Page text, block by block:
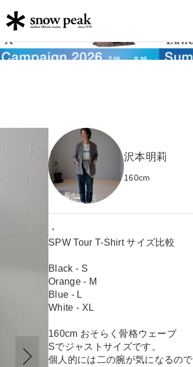
沢本明莉
160cm
・
SPW Tour T-Shirt サイズ比較
Black - S
Orange - M
Blue - L
White - XL
160cm おそらく骨格ウェーブ
Sでジャストサイズです。
個人的には二の腕が気になるので